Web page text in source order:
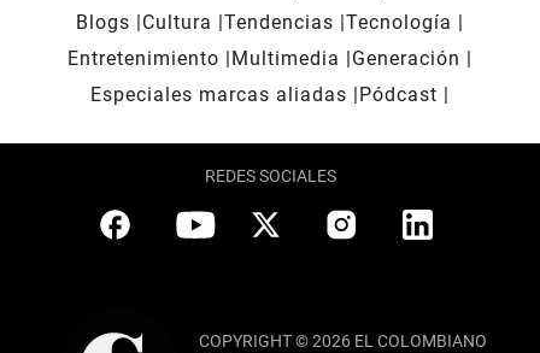
Blogs
Cultura Tendencias Tecnología
Entretenimiento
Multimedia
Generación
Especiales marcas aliadas
Pódcast
REDES SOCIALES
COPYRIGHT © 2026 EL COLOMBIANO